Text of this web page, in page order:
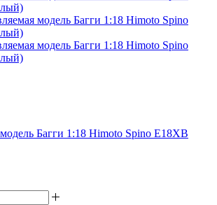
Багги 1:18 Himoto Spino E18XB